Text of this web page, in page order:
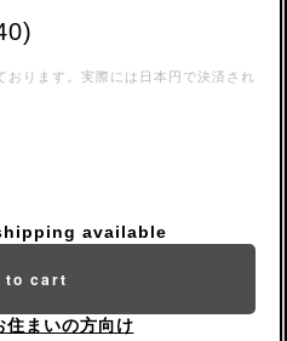
ります。実際には日本円で決済され
available
to cart
住まいの方向け